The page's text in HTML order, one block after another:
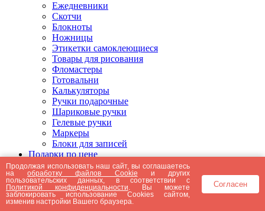
Ежедневники
Скотчи
Блокноты
Ножницы
Этикетки самоклеющиеся
Товары для рисования
Фломастеры
Готовальни
Калькуляторы
Ручки подарочные
Шариковые ручки
Гелевые ручки
Маркеры
Блоки для записей
Подарки по цене
Подарки от 5000 рублей
Подарки до 5000 рублей
Подарки до 3000 рублей
Подарки до 2000 рублей
Подарки до 1000 рублей
Продолжая использовать наш сайт, вы соглашаетесь
наобработку файлов Cookie и других
пользовательских данных, в соответствии с
Политикой конфиденциальности . Вы можете
заблокировать использование Cookies сайтом,
изменив настройки Вашего браузера.
Согласен